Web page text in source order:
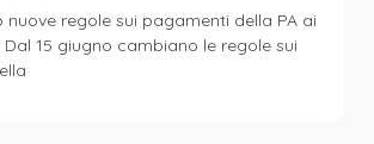
nuove regole sui pagamenti della PA ai
15 giugno cambiano le regole sui